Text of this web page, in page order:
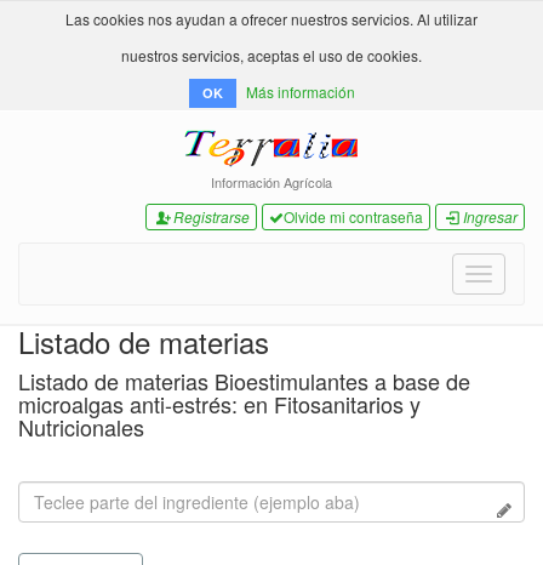
Las cookies nos ayudan a ofrecer nuestros servicios. Al utilizar
nuestros servicios, aceptas el uso de cookies.
OK Más información
Información Agrícola
Registrarse Olvide mi contraseña Ingresar
Toggle
Listado de materias
Listado de materias Bioestimulantes a base de
microalgas anti-estrés: en Fitosanitarios y
Nutricionales